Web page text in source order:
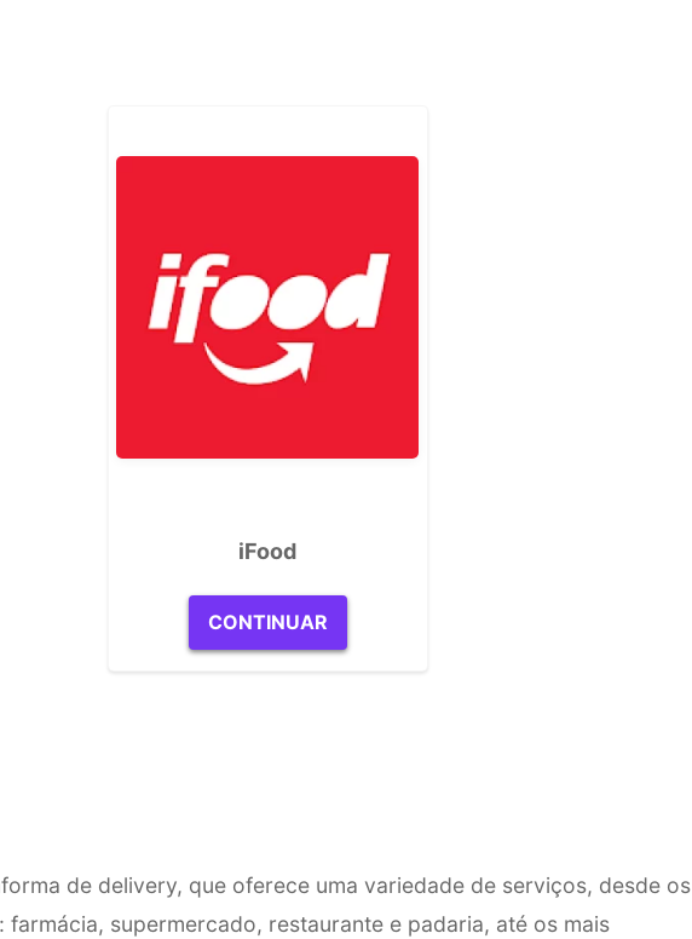
iFood
CONTINUAR
de delivery, que oferece uma variedade de serviços, desde os
farmácia, supermercado, restaurante e padaria, até os mais